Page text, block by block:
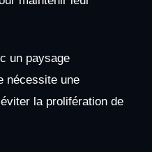
un paysage
nécessite une
la prolifération de